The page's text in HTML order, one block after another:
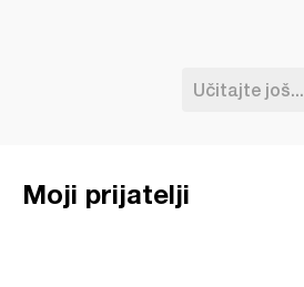
Učitajte još...
Moji prijatelji